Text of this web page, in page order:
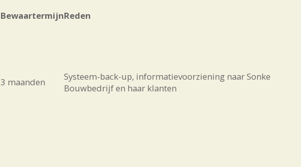
BewaartermijnReden
3 maanden
Systeem-back-up, informatievoorziening naar Sonke
Bouwbedrijf en haar klanten